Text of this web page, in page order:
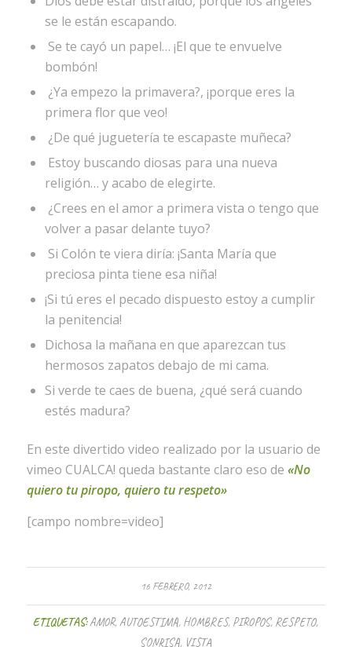
se le están escapando.
Se te cayó un papel… ¡El que te envuelve
bombón!
¿Ya empezo la primavera?, ¡porque eres la
primera flor que veo!
¿De qué juguetería te escapaste muñeca?
Estoy buscando diosas para una nueva
religión… y acabo de elegirte.
¿Crees en el amor a primera vista o tengo que
volver a pasar delante tuyo?
Si Colón te viera diría: ¡Santa María que
preciosa pinta tiene esa niña!
¡Si tú eres el pecado dispuesto estoy a cumplir
la penitencia!
Dichosa la mañana en que aparezcan tus
hermosos zapatos debajo de mi cama.
Si verde te caes de buena, ¿qué será cuando
estés madura?
En este divertido video realizado por la usuario de
vimeo CUALCA! queda bastante claro eso de «No
quiero tu piropo, quiero tu respeto»
[campo nombre=video]
16 FEBRERO, 2012
ETIQUETAS:AMOR,AUTOESTIMA, HOMBRES, PIROPOS, RESPETO,
SONRISA, VISTA